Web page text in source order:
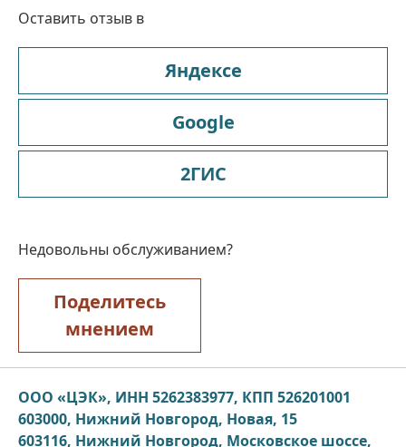
Оставить отзыв в
Яндексе
Google
2ГИС
Недовольны обслуживанием?
Поделитесь
мнением
ООО «ЦЭК», ИНН 5262383977, КПП 526201001
603000, Нижний Новгород, Новая, 15
603116, Нижний Новгород, Московское шоссе,